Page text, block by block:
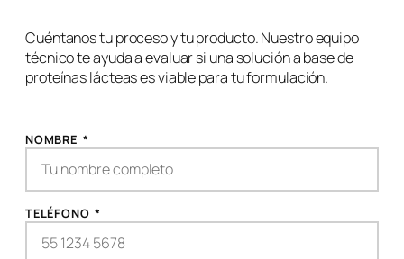
Cuéntanos tu proceso y tu producto. Nuestro equipo
técnico te ayuda a evaluar si una solución a base de
proteínas lácteas es viable para tu formulación.
NOMBRE *
TELÉFONO *